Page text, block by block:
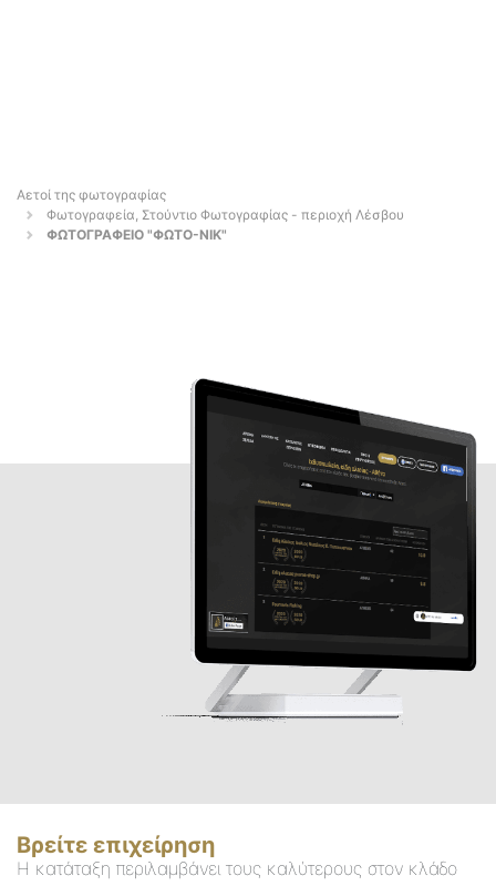
Αετοί της φωτογραφίας
Φωτογραφεία, Στούντιο Φωτογραφίας - περιοχή Λέσβου
ΦΩΤΟΓΡΑΦΕΙΟ "ΦΩΤΟ-ΝΙΚ"
Βρείτε επιχείρηση
Η κατάταξη περιλαμβάνει τους καλύτερους στον κλάδο